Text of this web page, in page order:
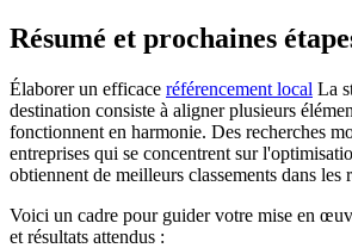
Résumé et prochaines
Élaborer un efficace référencement local La
destination consiste à aligner plusieurs
fonctionnent en harmonie. Des recherches
entreprises qui se concentrent sur
obtiennent de meilleurs classements dans les
Voici un cadre pour guider votre mise en
et résultats attendus :